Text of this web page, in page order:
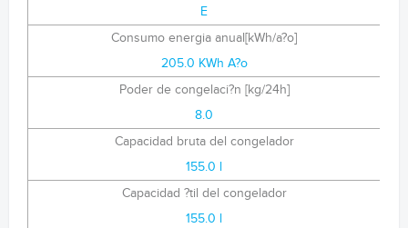
E
Consumo energia anual[kWh/a?o]
205.0 KWh A?o
Poder de congelaci?n [kg/24h]
8.0
Capacidad bruta del congelador
155.0 l
Capacidad ?til del congelador
155.0 l